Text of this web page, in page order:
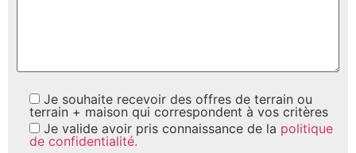
Je souhaite recevoir des offres de terrain ou
terrain + maison qui correspondent à vos critères
Je valide avoir pris connaissance de la politique
de confidentialité.